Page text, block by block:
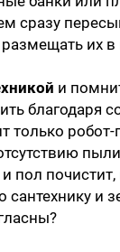
сразу
их в
и
благодаря
только
пол
и